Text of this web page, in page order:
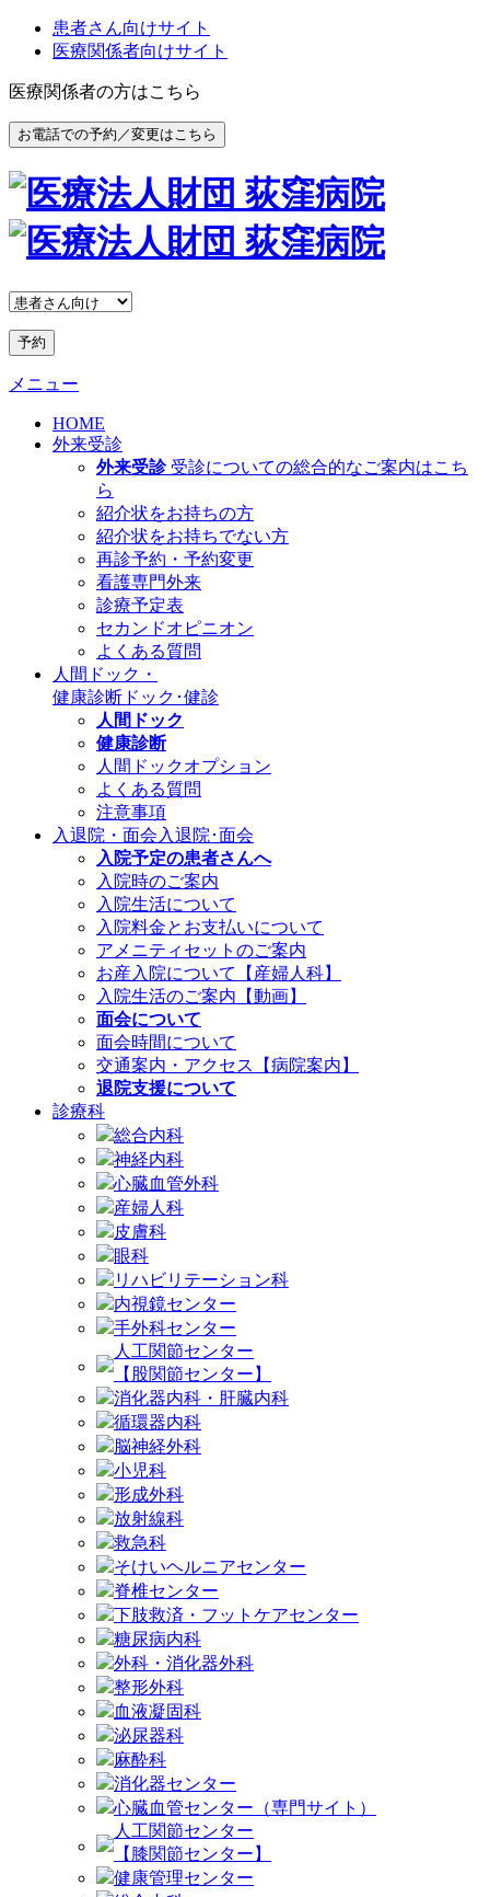
患者さん向けサイト
医療関係者向けサイト
医療関係者の方はこちら
お電話での予約／変更はこちら
予約
メニュー
HOME
外来受診
外来受診 受診についての総合的なご案内はこち
ら
紹介状をお持ちの方
紹介状をお持ちでない方
再診予約・予約変更
看護専門外来
診療予定表
セカンドオピニオン
よくある質問
人間ドック・
健康診断 ドック･健診
人間ドック
健康診断
人間ドックオプション
よくある質問
注意事項
入退院・面会 入退院･面会
入院予定の患者さんへ
入院時のご案内
入院生活について
入院料金とお支払いについて
アメニティセットのご案内
お産入院について【産婦人科】
入院生活のご案内【動画】
面会について
面会時間について
交通案内・アクセス【病院案内】
退院支援について
診療科
総合内科
神経内科
心臓血管外科
産婦人科
皮膚科
眼科
リハビリテーション科
内視鏡センター
手外科センター
人工関節センター
【股関節センター】
消化器内科・肝臓内科
循環器内科
脳神経外科
小児科
形成外科
放射線科
救急科
そけいヘルニアセンター
脊椎センター
下肢救済・フットケアセンター
糖尿病内科
外科・消化器外科
整形外科
血液凝固科
泌尿器科
麻酔科
消化器センター
心臓血管センター（専門サイト）
人工関節センター
【膝関節センター】
健康管理センター